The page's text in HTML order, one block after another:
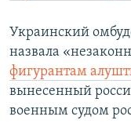
Украинский
назвала
фигурантам
вынесенный
военным судом